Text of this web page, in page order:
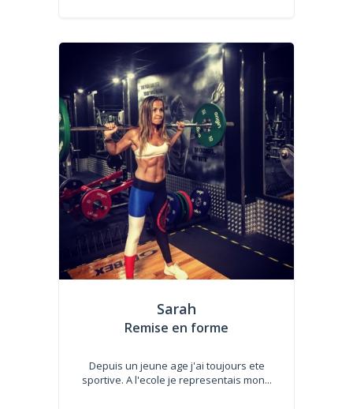
Sarah
Remise en forme
Depuis un jeune age j'ai toujours ete
sportive. A l'ecole je representais mon...